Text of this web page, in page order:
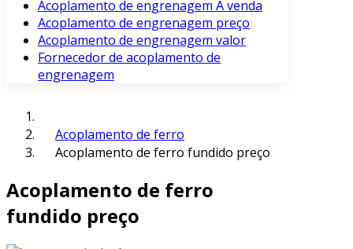
Acoplamento de engrenagem À venda
Acoplamento de engrenagem preço
Acoplamento de engrenagem valor
Fornecedor de acoplamento de
engrenagem
Acoplamento de ferro
Acoplamento de ferro fundido preço
Acoplamento de ferro
fundido preço